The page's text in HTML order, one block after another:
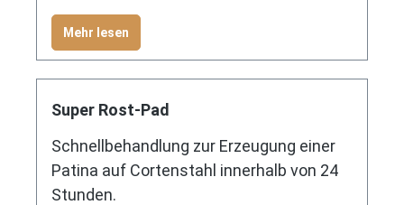
Mehr lesen
Super Rost-Pad
Schnellbehandlung zur Erzeugung einer
Patina auf Cortenstahl innerhalb von 24
Stunden.